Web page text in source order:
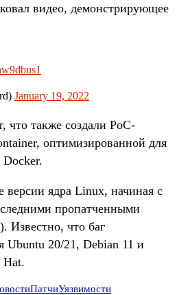
видео, демонстрирующее
January 19, 2022
что также создали PoC-
оптимизированной для
Docker.
версии ядра Linux, начиная с
пропатченными
Известно, что баг
Ubuntu 20/21, Debian 11 и
Hat.
ПатчиУязвимости